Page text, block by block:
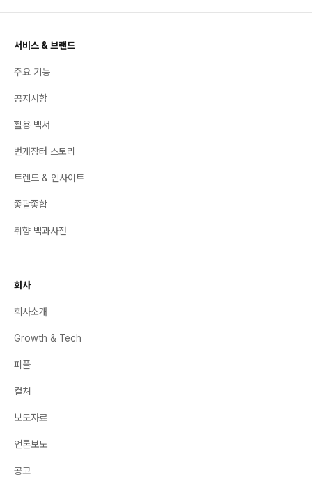
서비스 & 브랜드
주요 기능
공지사항
활용 백서
번개장터 스토리
트렌드 & 인사이트
좋팔좋합
취향 백과사전
회사
회사소개
Growth & Tech
피플
컬쳐
보도자료
언론보도
공고